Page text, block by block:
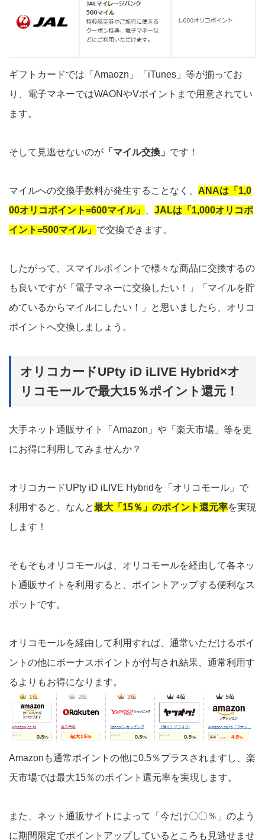
ギフトカードでは「Amaozn」「iTunes」等が揃ってお
り、電子マネーではWAONやVポイントまで用意されてい
ます。
そして見逃せないのが 「マイル交換」 です！
マイルへの交換手数料が発生することなく、 ANAは「1,0
00オリコポイント=600マイル」
JALは「1,000オリコポ
イント=500マイル」 で交換できます。
したがって、スマイルポイントで様々な商品に交換するの
も良いですが「電子マネーに交換したい！」「マイルを貯
めているからマイルにしたい！」と思いましたら、オリコ
ポイントへ交換しましょう。
オリコカードUPty iD iLIVE Hybrid×オ
リコモールで最大15％ポイント還元！
大手ネット通販サイト「Amazon」や「楽天市場」等を更
にお得に利用してみませんか？
オリコカードUPty iD iLIVE Hybridを「オリコモール」で
利用すると、なんと最大「15％」のポイント還元率を実現
します！
そもそもオリコモールは、オリコモールを経由して各ネッ
ト通販サイトを利用すると、ポイントアップする便利なス
ポットです。
オリコモールを経由して利用すれば、通常いただけるポイ
ントの他にボーナスポイントが付与され結果、通常利用す
るよりもお得になります。
Amazonも通常ポイントの他に0.5％プラスされますし、楽
天市場では最大15％のポイント還元率を実現します。
また、ネット通販サイトによって「今だけ〇〇％」のよう
に期間限定でポイントアップしているところも見逃せませ